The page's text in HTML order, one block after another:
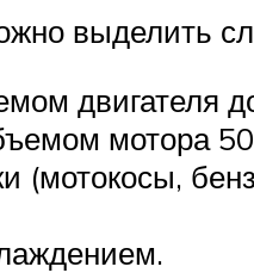
выделить
двигателя
мотора
(мотокосы,